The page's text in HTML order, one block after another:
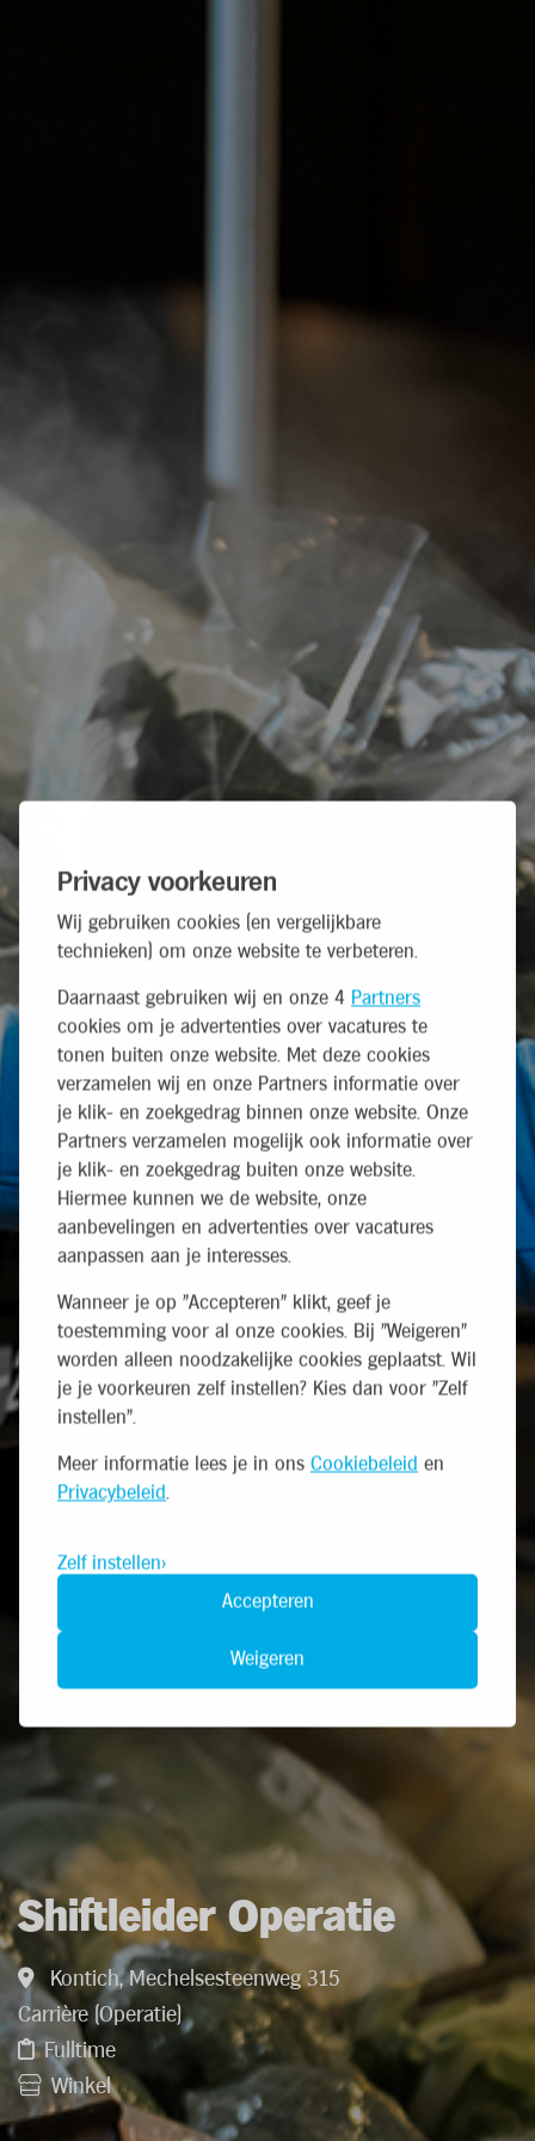
Privacy voorkeuren
Wij gebruiken cookies (en vergelijkbare
technieken) om onze website te verbeteren.
Daarnaast gebruiken wij en onze 4 Partners
cookies om je advertenties over vacatures te
tonen buiten onze website. Met deze cookies
verzamelen wij en onze Partners informatie over
je klik- en zoekgedrag binnen onze website. Onze
Partners verzamelen mogelijk ook informatie over
je klik- en zoekgedrag buiten onze website.
Hiermee kunnen we de website, onze
aanbevelingen en advertenties over vacatures
aanpassen aan je interesses.
Wanneer je op "Accepteren" klikt, geef je
toestemming voor al onze cookies. Bij "Weigeren"
worden alleen noodzakelijke cookies geplaatst. Wil
je je voorkeuren zelf instellen? Kies dan voor "Zelf
instellen".
Meer informatie lees je in ons Cookiebeleid en
Privacybeleid.
Zelf instellen
Weigeren
Accepteren
Shiftleider Operatie
Kontich, Mechelsesteenweg 315
Carrière (Operatie)
Fulltime
Winkel